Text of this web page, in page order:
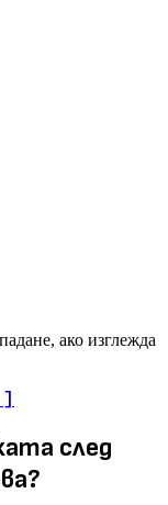
ако изглежда
]
след